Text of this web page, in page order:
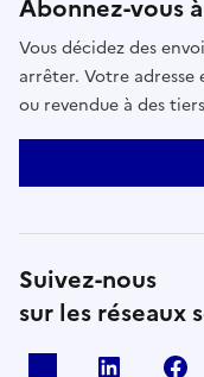
Abonnez-vous
Vous décidez des
arrêter. Votre adresse
ou revendue à des
Suivez-nous
sur les réseaux
linkedin